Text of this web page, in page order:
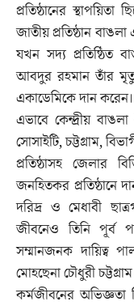
প্রতিষ্ঠানের স্থাপয়িতা
জাতীয় প্রতিষ্ঠান
যখন সদ্য প্রতিষ্ঠিত
আবদুর রহমান তাঁর
একাডেমিকে দান করেন।
এভাবে কেন্দ্রীয়
সোসাইটি, চট্টগ্রাম,
প্রতিষ্ঠাসহ জেলার
জনহিতকর প্রতিষ্ঠানে
দরিদ্র ও মেধাবী
জীবনেও তিনি পূর্ব
সম্মানজনক দায়িত্ব
মোহছেনা চৌধুরী
কর্মজীবনের